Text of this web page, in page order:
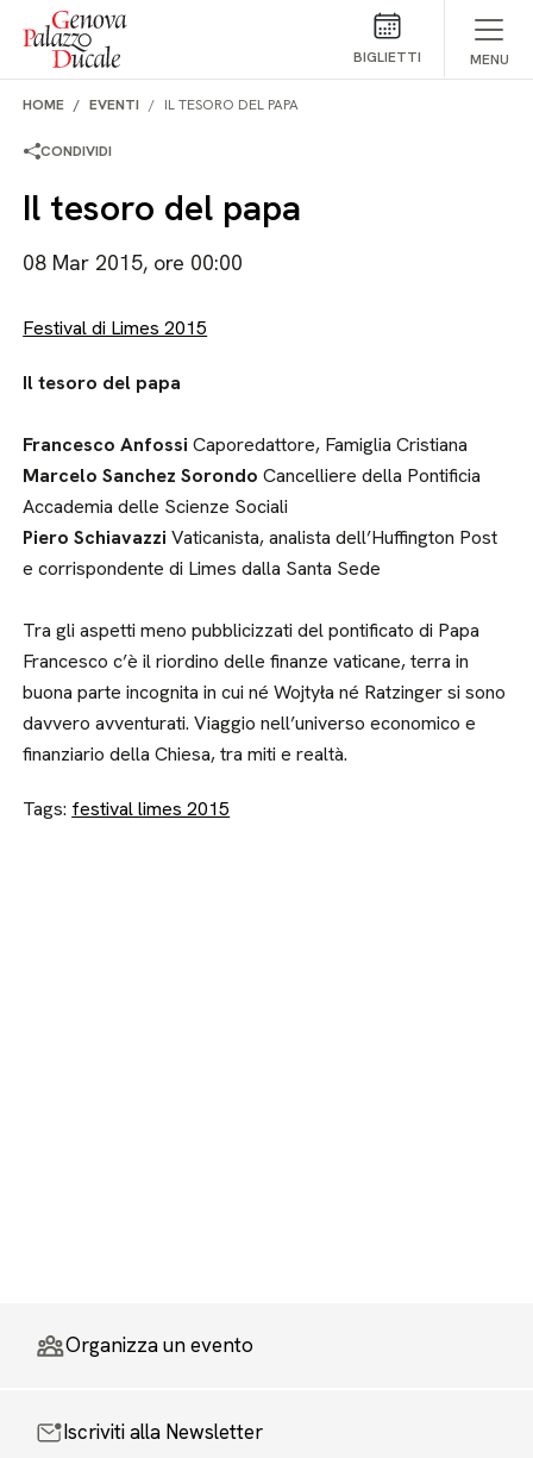
Salta al contenuto
BIGLIETTI MENU
HOME EVENTI IL TESORO DEL PAPA
CONDIVIDI
Il tesoro del papa
08 Mar 2015, ore 00:00
Festival di Limes 2015
Il tesoro del papa
Francesco Anfossi Caporedattore, Famiglia Cristiana
Marcelo Sanchez Sorondo Cancelliere della Pontificia
Accademia delle Scienze Sociali
Piero Schiavazzi Vaticanista, analista dell’Huffington Post
e corrispondente di Limes dalla Santa Sede
Tra gli aspetti meno pubblicizzati del pontificato di Papa
Francesco c’è il riordino delle finanze vaticane, terra in
buona parte incognita in cui né Wojtyła né Ratzinger si sono
davvero avventurati. Viaggio nell’universo economico e
finanziario della Chiesa, tra miti e realtà.
Tags: festival limes 2015
Organizza un evento
Iscriviti alla Newsletter